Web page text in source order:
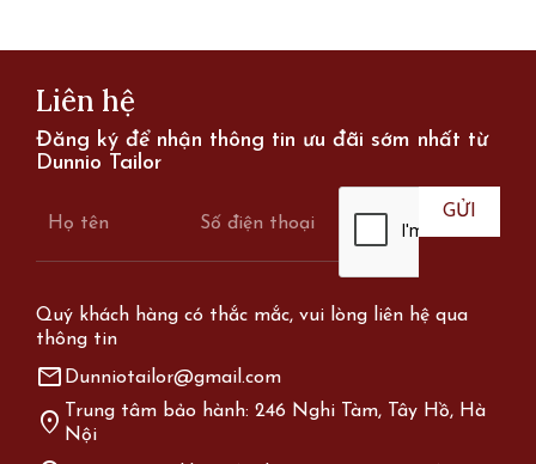
Liên hệ
Đăng ký để nhận thông tin ưu đãi sớm nhất từ
Dunnio Tailor
Quý khách hàng có thắc mắc, vui lòng liên hệ qua
thông tin
mail Dunniotailor@gmail.com
location_on Trung tâm bảo hành: 246 Nghi Tàm, Tây Hồ, Hà
Nội